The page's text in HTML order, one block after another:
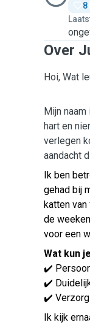
8
Over
Hoi, Wat
Mijn
hart en
verlegen
aandacht
Ik ben
gehad bij
katten
de
voor een
Wat kun
✔️
✔️
✔️
Ik kijk